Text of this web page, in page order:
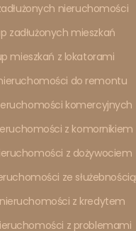
nieruchomości
zadłużonych mieszkań
mieszkań z lokatorami
do remontu
komercyjnych
z komornikiem
z dożywociem
ze służebnością
z kredytem
z problemami